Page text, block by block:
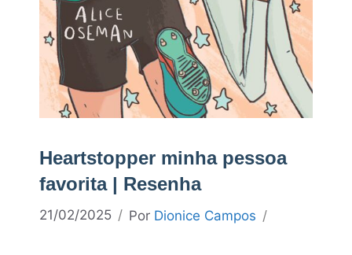
Heartstopper minha pessoa
favorita | Resenha
21/02/2025 Por Dionice Campos